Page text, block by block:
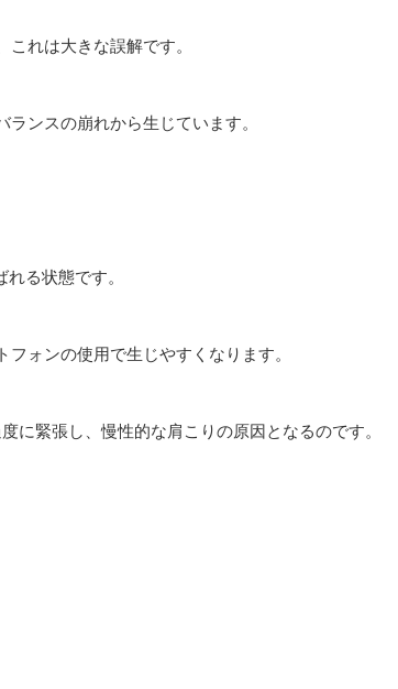
れは大きな誤解です。
ンスの崩れから生じています。
る状態です。
ォンの使用で生じやすくなります。
緊張し、慢性的な肩こりの原因となるのです。